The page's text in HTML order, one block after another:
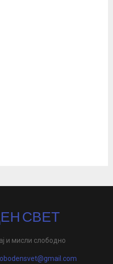
СВЕТ
и мисли слободно